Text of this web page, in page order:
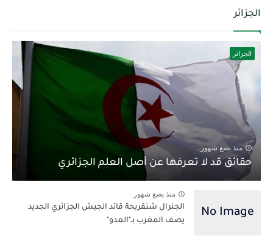
الجزائر
الجزائر
منذ بضع شهور
حقائق قد لا تعرفها عن أصل العلم الجزائري
منذ بضع شهور
الجنرال شنقريحة قائد الجيش الجزائري الجديد
يصف المغرب بـ"العدو"